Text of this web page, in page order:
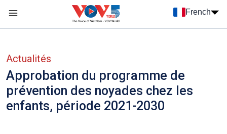
French
Actualités
Approbation du programme de
prévention des noyades chez les
enfants, période 2021-2030